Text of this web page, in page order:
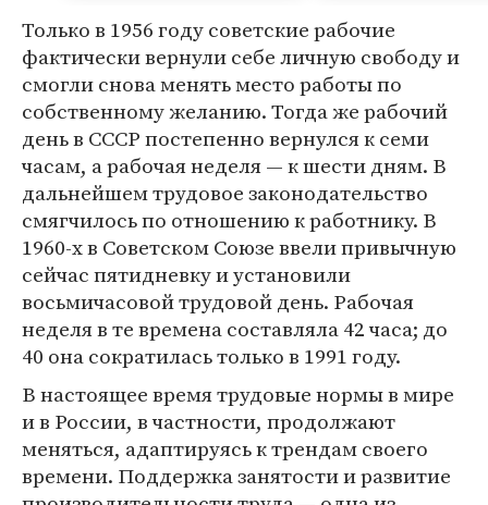
Только в 1956 году советские рабочие
фактически вернули себе личную свободу и
смогли снова менять место работы по
собственному желанию. Тогда же рабочий
день в СССР постепенно вернулся к семи
часам, а рабочая неделя — к шести дням. В
дальнейшем трудовое законодательство
смягчилось по отношению к работнику. В
1960-х в Советском Союзе ввели привычную
сейчас пятидневку и установили
восьмичасовой трудовой день. Рабочая
неделя в те времена составляла 42 часа; до
40 она сократилась только в 1991 году.
В настоящее время трудовые нормы в мире
и в России, в частности, продолжают
меняться, адаптируясь к трендам своего
времени. Поддержка занятости и развитие